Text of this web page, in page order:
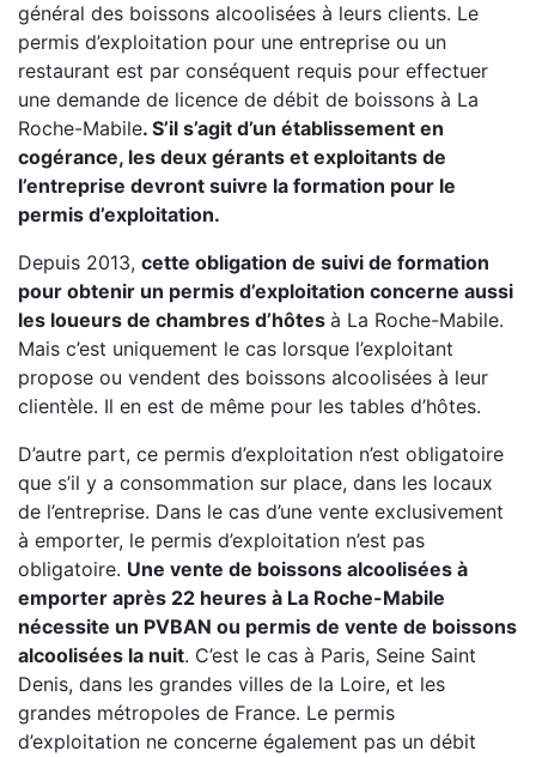
général des boissons alcoolisées à leurs clients. Le
permis d’exploitation pour une entreprise ou un
restaurant est par conséquent requis pour effectuer
une demande de licence de débit de boissons à La
Roche-Mabile. S’il s’agit d’un établissement en
cogérance, les deux gérants et exploitants de
l’entreprise devront suivre la formation pour le
permis d’exploitation.
Depuis 2013, cette obligation de suivi de formation
pour obtenir un permis d’exploitation concerne aussi
les loueurs de chambres d’hôtes à La Roche-Mabile.
Mais c’est uniquement le cas lorsque l’exploitant
propose ou vendent des boissons alcoolisées à leur
clientèle. Il en est de même pour les tables d’hôtes.
D’autre part, ce permis d’exploitation n’est obligatoire
que s’il y a consommation sur place, dans les locaux
de l’entreprise. Dans le cas d’une vente exclusivement
à emporter, le permis d’exploitation n’est pas
obligatoire. Une vente de boissons alcoolisées à
emporter après 22 heures à La Roche-Mabile
nécessite un PVBAN ou permis de vente de boissons
alcoolisées la nuit. C’est le cas à Paris, Seine Saint
Denis, dans les grandes villes de la Loire, et les
grandes métropoles de France. Le permis
d’exploitation ne concerne également pas un débit